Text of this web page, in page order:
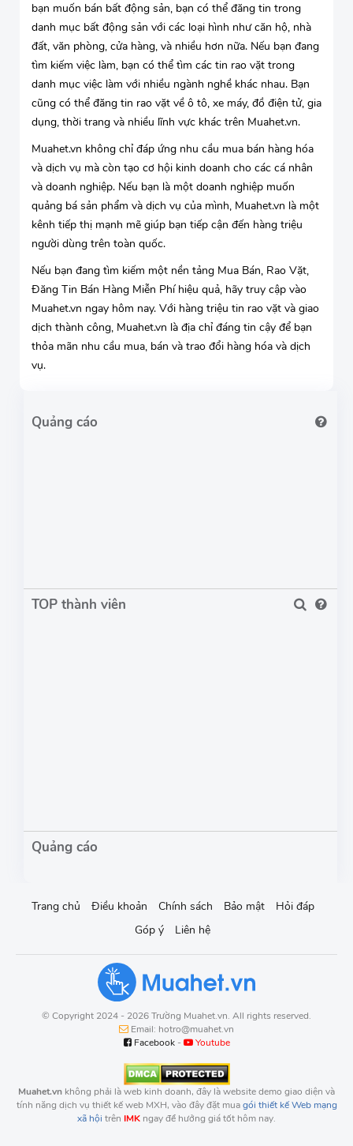
bạn muốn bán bất động sản, bạn có thể đăng tin trong
danh mục bất động sản với các loại hình như căn hộ, nhà
đất, văn phòng, cửa hàng, và nhiều hơn nữa. Nếu bạn đang
tìm kiếm việc làm, bạn có thể tìm các tin rao vặt trong
danh mục việc làm với nhiều ngành nghề khác nhau. Bạn
cũng có thể đăng tin rao vặt về ô tô, xe máy, đồ điện tử, gia
dụng, thời trang và nhiều lĩnh vực khác trên Muahet.vn.
Muahet.vn không chỉ đáp ứng nhu cầu mua bán hàng hóa
và dịch vụ mà còn tạo cơ hội kinh doanh cho các cá nhân
và doanh nghiệp. Nếu bạn là một doanh nghiệp muốn
quảng bá sản phẩm và dịch vụ của mình, Muahet.vn là một
kênh tiếp thị mạnh mẽ giúp bạn tiếp cận đến hàng triệu
người dùng trên toàn quốc.
Nếu bạn đang tìm kiếm một nền tảng Mua Bán, Rao Vặt,
Đăng Tin Bán Hàng Miễn Phí hiệu quả, hãy truy cập vào
Muahet.vn ngay hôm nay. Với hàng triệu tin rao vặt và giao
dịch thành công, Muahet.vn là địa chỉ đáng tin cậy để bạn
thỏa mãn nhu cầu mua, bán và trao đổi hàng hóa và dịch
vụ.
TOP thành viên
Trang chủ Điều khoản Chính sách Bảo mật
Hỏi đáp
Góp ý
Liên hệ
© Copyright 2024 - 2026 Trường Muahet.vn. All rights reserved.
Email: hotro@muahet.vn
Facebook- Youtube
Muahet.vn không phải là web kinh doanh, đây là website demo giao diện và
tính năng dịch vụ thiết kế web MXH, vào đây đặt muagói thiết kế Web mạng
xã hội trên IMK ngay để hưởng giá tốt hôm nay.